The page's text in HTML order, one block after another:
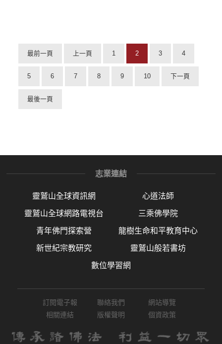
最前一頁 上一頁 1 2 3 4
5 6 7 8 9 10 下一頁
最後一頁
志業連結
靈鷲山全球資訊網 心道法師
靈鷲山全球網路電視台 三乘佛學院
青年佛門探索營 龍樹生命和平教育中心
新世紀宗教研究 靈鷲山般若書坊
數位學習網
訂閱電子報 聯絡我們
網站導覽
相關連結
版權聲明 個資政策